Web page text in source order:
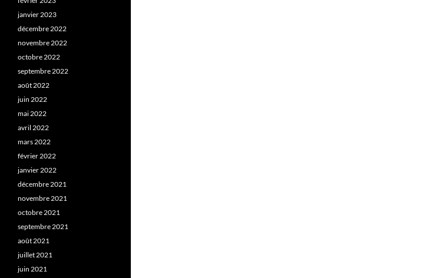
janvier 2023
décembre 2022
novembre 2022
octobre 2022
septembre 2022
août 2022
juin 2022
mai 2022
avril 2022
mars 2022
février 2022
janvier 2022
décembre 2021
novembre 2021
octobre 2021
septembre 2021
août 2021
juillet 2021
juin 2021